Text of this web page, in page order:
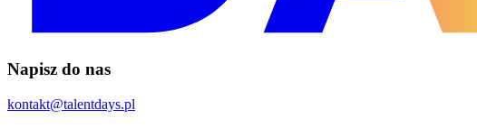
Napisz do nas
kontakt@talentdays.pl